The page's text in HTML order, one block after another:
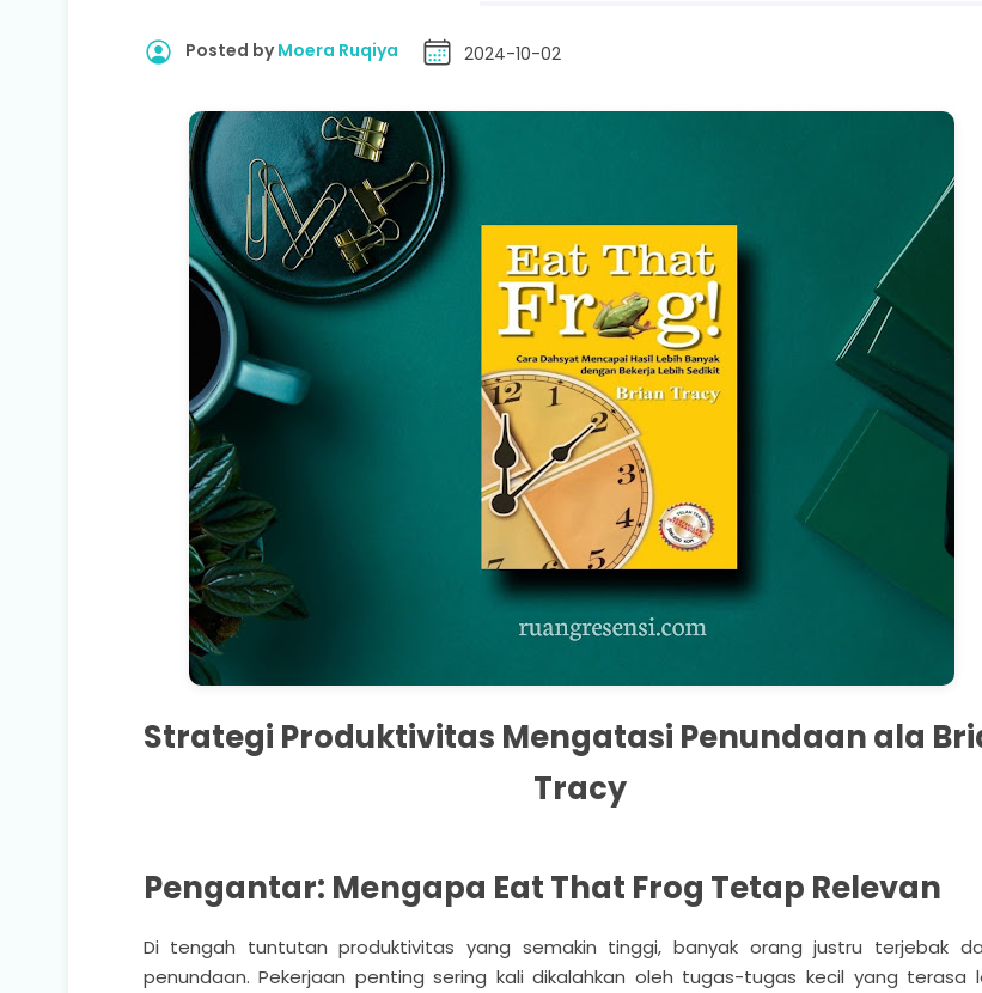
Posted byMoera Ruqiya 2024-10-02
Strategi Produktivitas Mengatasi Penundaan ala
Tracy
Pengantar: Mengapa Eat That Frog Tetap Relevan
Di tengah tuntutan produktivitas yang semakin tinggi, banyak orang justru terjebak
penundaan. Pekerjaan penting sering kali dikalahkan oleh tugas-tugas kecil yang terasa